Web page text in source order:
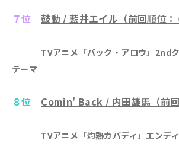
７位 鼓動 / 藍井エイル（前回順位：
TVアニメ「バック・アロウ」2nd
テーマ
８位 Comin' Back / 内田雄馬（前回
TVアニメ「灼熱カバディ」エンデ